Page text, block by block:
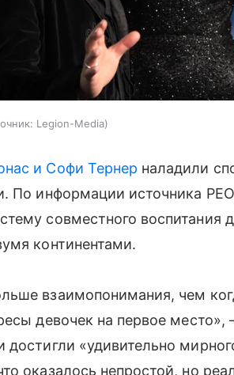
Legion-Media
и Софи Тернер наладили
По информации источника
совместного воспитания
континентами.
взаимопонимания, чем
девочек на первое место»,
достигли «удивительно
оказалось непростой, но